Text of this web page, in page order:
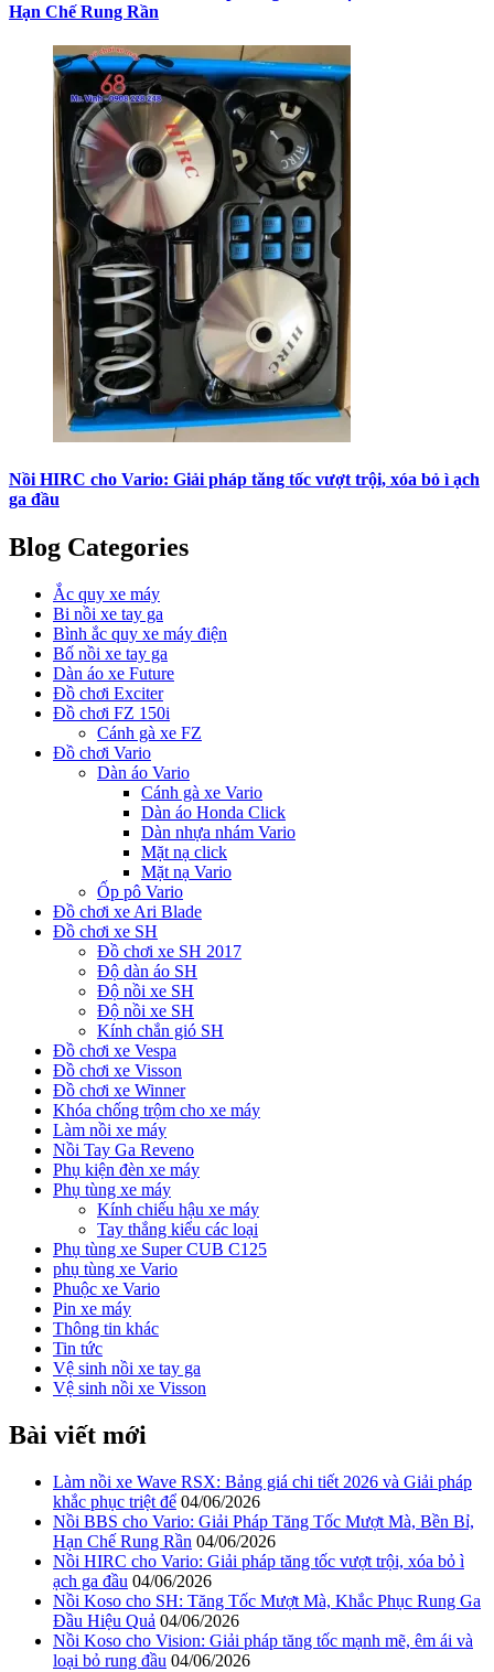
Hạn Chế Rung Rần
Nồi HIRC cho Vario: Giải pháp tăng tốc vượt trội, xóa bỏ ì ạch
ga đầu
Blog Categories
Ắc quy xe máy
Bi nồi xe tay ga
Bình ắc quy xe máy điện
Bố nồi xe tay ga
Dàn áo xe Future
Đồ chơi Exciter
Đồ chơi FZ 150i
Cánh gà xe FZ
Đồ chơi Vario
Dàn áo Vario
Cánh gà xe Vario
Dàn áo Honda Click
Dàn nhựa nhám Vario
Mặt nạ click
Mặt nạ Vario
Ốp pô Vario
Đồ chơi xe Ari Blade
Đồ chơi xe SH
Đồ chơi xe SH 2017
Độ dàn áo SH
Độ nồi xe SH
Độ nồi xe SH
Kính chắn gió SH
Đồ chơi xe Vespa
Đồ chơi xe Visson
Đồ chơi xe Winner
Khóa chống trộm cho xe máy
Làm nồi xe máy
Nồi Tay Ga Reveno
Phụ kiện đèn xe máy
Phụ tùng xe máy
Kính chiếu hậu xe máy
Tay thắng kiểu các loại
Phụ tùng xe Super CUB C125
phụ tùng xe Vario
Phuộc xe Vario
Pin xe máy
Thông tin khác
Tin tức
Vệ sinh nồi xe tay ga
Vệ sinh nồi xe Visson
Bài viết mới
Làm nồi xe Wave RSX: Bảng giá chi tiết 2026 và Giải pháp
khắc phục triệt để 04/06/2026
Nồi BBS cho Vario: Giải Pháp Tăng Tốc Mượt Mà, Bền Bỉ,
Hạn Chế Rung Rần 04/06/2026
Nồi HIRC cho Vario: Giải pháp tăng tốc vượt trội, xóa bỏ ì
ạch ga đầu 04/06/2026
Nồi Koso cho SH: Tăng Tốc Mượt Mà, Khắc Phục Rung Ga
Đầu Hiệu Quả 04/06/2026
Nồi Koso cho Vision: Giải pháp tăng tốc mạnh mẽ, êm ái và
loại bỏ rung đầu 04/06/2026